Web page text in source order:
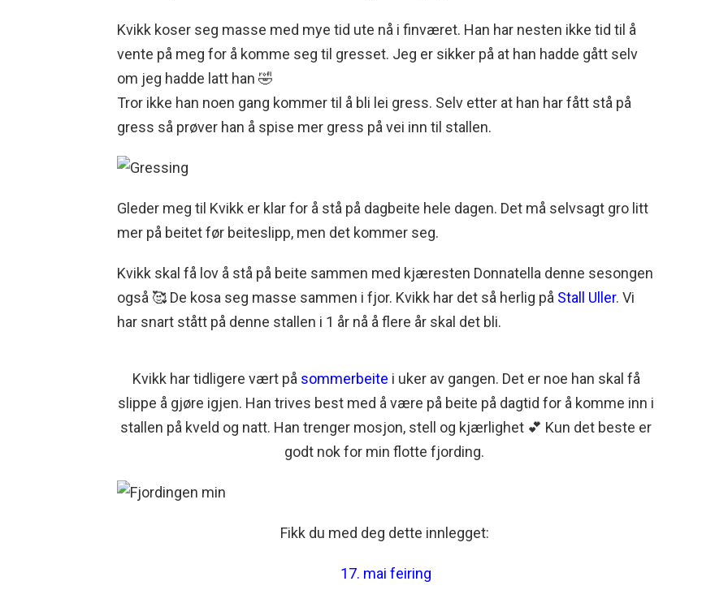
Kvikk koser seg masse med mye tid ute nå i finværet. Han har nesten ikke tid til å
vente på meg for å komme seg til gresset. Jeg er sikker på at han hadde gått selv
om jeg hadde latt han 🤣
Tror ikke han noen gang kommer til å bli lei gress. Selv etter at han har fått stå på
gress så prøver han å spise mer gress på vei inn til stallen.
Gleder meg til Kvikk er klar for å stå på dagbeite hele dagen. Det må selvsagt gro litt
mer på beitet før beiteslipp, men det kommer seg.
Kvikk skal få lov å stå på beite sammen med kjæresten Donnatella denne sesongen
også 🥰 De kosa seg masse sammen i fjor. Kvikk har det så herlig på Stall Uller. Vi
har snart stått på denne stallen i 1 år nå å flere år skal det bli.
Kvikk har tidligere vært på sommerbeite i uker av gangen. Det er noe han skal få
slippe å gjøre igjen. Han trives best med å være på beite på dagtid for å komme inn i
stallen på kveld og natt. Han trenger mosjon, stell og kjærlighet 💕 Kun det beste er
godt nok for min flotte fjording.
Fikk du med deg dette innlegget:
17. mai feiring